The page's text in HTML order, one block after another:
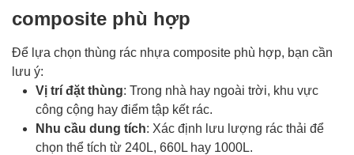
composite phù hợp
Để lựa chọn thùng rác nhựa composite phù hợp, bạn cần
lưu ý:
Vị trí đặt thùng: Trong nhà hay ngoài trời, khu vực
công cộng hay điểm tập kết rác.
Nhu cầu dung tích: Xác định lưu lượng rác thải để
chọn thể tích từ 240L, 660L hay 1000L.